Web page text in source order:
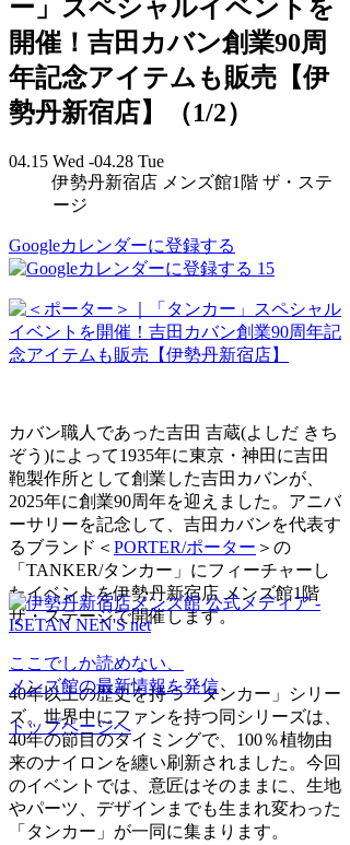
ー」スペシャルイベントを
開催！吉田カバン創業90周
年記念アイテムも販売【伊
勢丹新宿店】（1/2）
04.15 Wed -04.28 Tue
伊勢丹新宿店 メンズ館1階 ザ・ステ
ージ
Googleカレンダーに登録する
15
カバン職人であった吉田 吉蔵(よしだ きち
ぞう)によって1935年に東京・神田に吉田
鞄製作所として創業した吉田カバンが、
2025年に創業90周年を迎えました。アニバ
ーサリーを記念して、吉田カバンを代表す
るブランド＜ PORTER/ポーター ＞の
「TANKER/タンカー」にフィーチャーし
たイベントを伊勢丹新宿店 メンズ館1階
ザ・ステージで開催します。
40年以上の歴史を持つ「タンカー」シリー
ズ。世界中にファンを持つ同シリーズは、
40年の節目のタイミングで、100％植物由
来のナイロンを纏い刷新されました。今回
のイベントでは、意匠はそのままに、生地
やパーツ、デザインまでも生まれ変わった
「タンカー」が一同に集まります。
ここでしか読めない、
メンズ館の最新情報を発信
トップページへ